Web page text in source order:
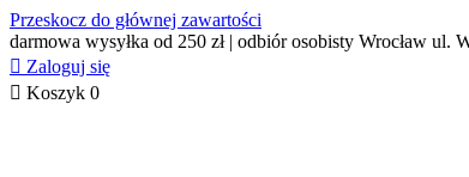
Przeskocz do głównej zawartości
darmowa wysyłka od 250 zł | odbiór osobisty Wrocław ul.
 Zaloguj się
 Koszyk 0